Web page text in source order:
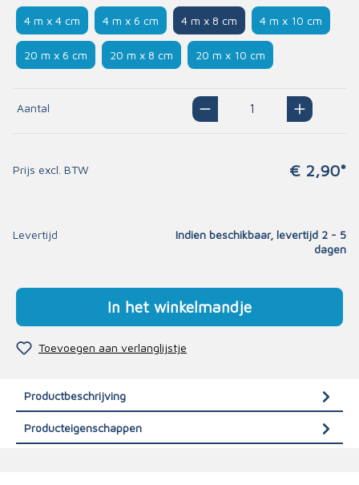
4 m x 4 cm 4 m x 6 cm 4 m x 8 cm 4 m x 10 cm
20 m x 6 cm 20 m x 8 cm 20 m x 10 cm
Aantal
Prijs excl. BTW € 2,90*
Levertijd
Indien beschikbaar, levertijd 2 - 5
dagen
In het winkelmandje
Toevoegen aan verlanglijstje
Productbeschrijving
Producteigenschappen